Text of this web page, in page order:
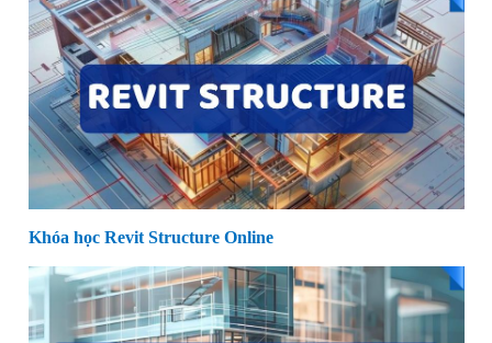
Khóa học Revit Structure Online